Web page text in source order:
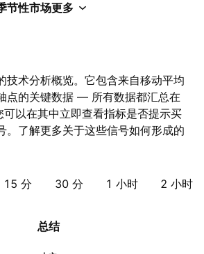
节性市场更多
技术分析概览。它包含来自移动平均
点的关键数据 — 所有数据都汇总在
可以在其中立即查看指标是否提示买
。了解更多关于这些信号如何形成的
15 分 30 分 1 小时 2 小时
总结